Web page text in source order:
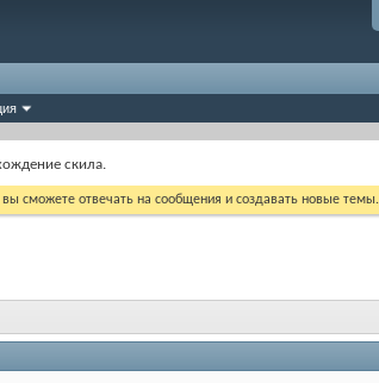
скила.
вы сможете отвечать на сообщения и создавать новые темы.